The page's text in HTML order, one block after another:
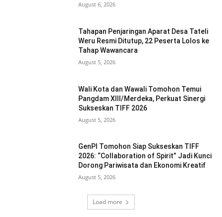
August 6, 2026
Tahapan Penjaringan Aparat Desa Tateli
Weru Resmi Ditutup, 22 Peserta Lolos ke
Tahap Wawancara
August 5, 2026
Wali Kota dan Wawali Tomohon Temui
Pangdam XIII/Merdeka, Perkuat Sinergi
Sukseskan TIFF 2026
August 5, 2026
GenPI Tomohon Siap Sukseskan TIFF
2026: “Collaboration of Spirit” Jadi Kunci
Dorong Pariwisata dan Ekonomi Kreatif
August 5, 2026
Load more